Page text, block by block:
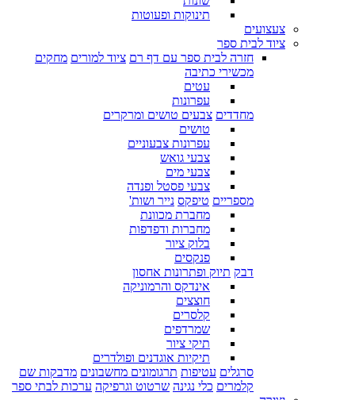
תינוקות ופעוטות
צעצועים
ציוד לבית ספר
חזרה לבית ספר עם דף רם ציוד למורים מחקים
מכשירי כתיבה
עטים
עפרונות
מחדדים צבעים טושים ומרקרים
טושים
עפרונות צבעוניים
צבעי גואש
צבעי מים
צבעי פסטל ופנדה
מספריים טיפקס נייר ושות'
מחברת מכוונת
מחברות ודפדפות
בלוק ציור
פנקסים
דבק תיוק ופתרונות אחסון
אינדקס והרמוניקה
חוצצים
קלסרים
שמרדפים
תיקי ציור
תיקיות אוגדנים ופולדרים
סרגלים עטיפות תרגומונים מחשבונים מדבקות שם
קלמרים כלי נגינה שרטוט וגרפיקה ערכות לבתי ספר